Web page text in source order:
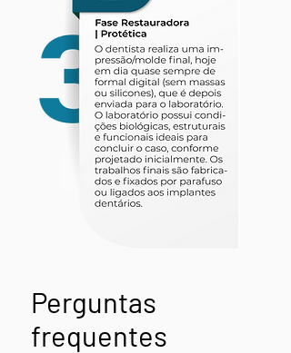
Perguntas
frequentes